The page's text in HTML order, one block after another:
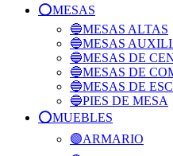
⭕️MESAS
🔵MESAS ALTAS
🔵MESAS
🔵MESAS DE
🔵MESAS DE
🔵MESAS DE
🔵PIES DE MESA
⭕️MUEBLES
🟣ARMARIO